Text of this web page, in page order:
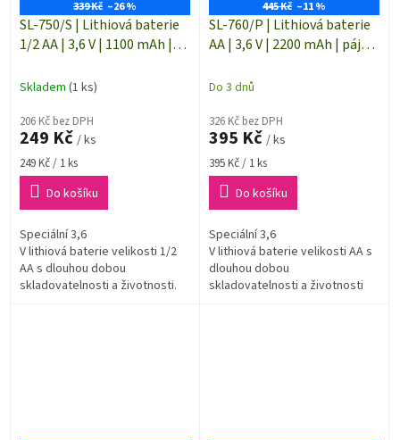
339 Kč –26 %
SL-750/S | Lithiová baterie
1/2 AA | 3,6 V | 1100 mAh |
Skladem (1 ks)
206 Kč bez DPH
249 Kč / ks
Měrná
cena:
249 Kč / 1 ks
Do košíku
Speciální 3,6
V lithiová baterie velikosti 1/2
AA s dlouhou dobou
skladovatelnosti a životnosti.
445 Kč –11 %
SL-760/P | Lithiová baterie
AA | 3,6 V | 2200 mAh | pájecí
Do 3 dnů
326 Kč bez DPH
395 Kč / ks
Měrná
cena:
395 Kč / 1 ks
Do košíku
Speciální 3,6
V lithiová baterie velikosti AA s
dlouhou dobou
skladovatelnosti a životnosti